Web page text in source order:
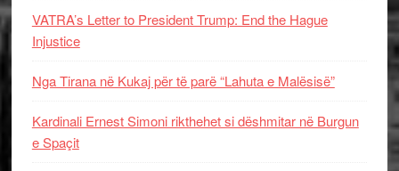
VATRA’s Letter to President Trump: End the Hague
Injustice
Nga Tirana në Kukaj për të parë “Lahuta e Malësisë”
Kardinali Ernest Simoni rikthehet si dëshmitar në Burgun
e Spaçit